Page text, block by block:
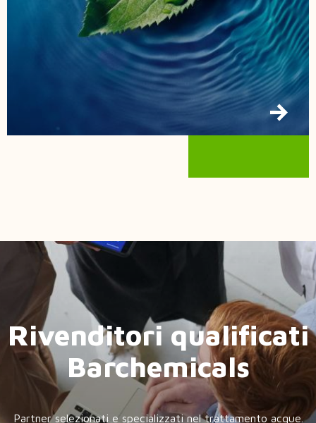
Rivenditori qualificati
Barchemicals
Partner selezionati e specializzati nel trattamento acque.